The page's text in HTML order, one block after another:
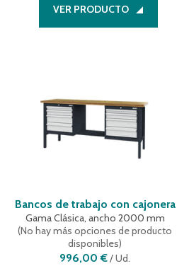
VER PRODUCTO
Bancos de trabajo con cajonera
Gama Clásica, ancho 2000 mm
(No hay más opciones de producto
disponibles)
996,00 €/Ud.